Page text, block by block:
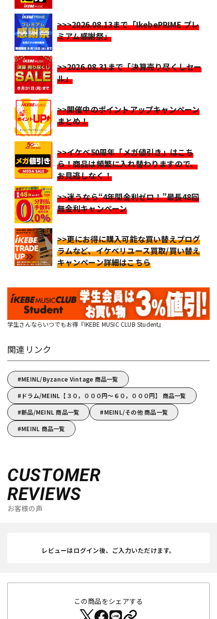
>>>2026.08.13まで「IkebePRIME プレ
ミアム感謝祭」
>>2026.08.31まで「決算売り尽くしセー
ル」
>>開催中のポイントアップキャンペーン
まとめ！
>>イケベ50周年「メガ値引き」はこち
ら！商品は頻繁に入れ替わりますので、
お見逃しなく！
>>迷うなら“4年間金利ゼロ！”最長48回
無金利キャンペーン
>>更にお得に購入可能な買い替えプログ
ラムなど、イケベリユース買取/買い替え
キャンペーン詳細はこちら
学生さんならいつでもお得『IKEBE MUSIC CLUB Student』
関連リンク
MEINL/Byzance Vintage 商品一覧
ドラム/MEINL【３０，０００円～６０，０００円】 商品一覧
新品/MEINL 商品一覧
MEINL/その他 商品一覧
MEINL 商品一覧
CUSTOMER
REVIEWS
お客様の声
レビューはログイン後、ご入力いただけます。
この商品をシェアする